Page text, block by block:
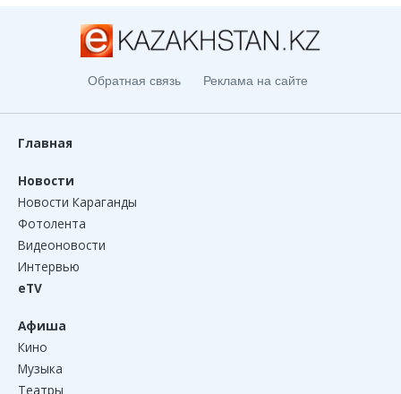
Обратная связь Реклама на сайте
Главная
Новости
Новости Караганды
Фотолента
Видеоновости
Интервью
eTV
Афиша
Кино
Музыка
Театры